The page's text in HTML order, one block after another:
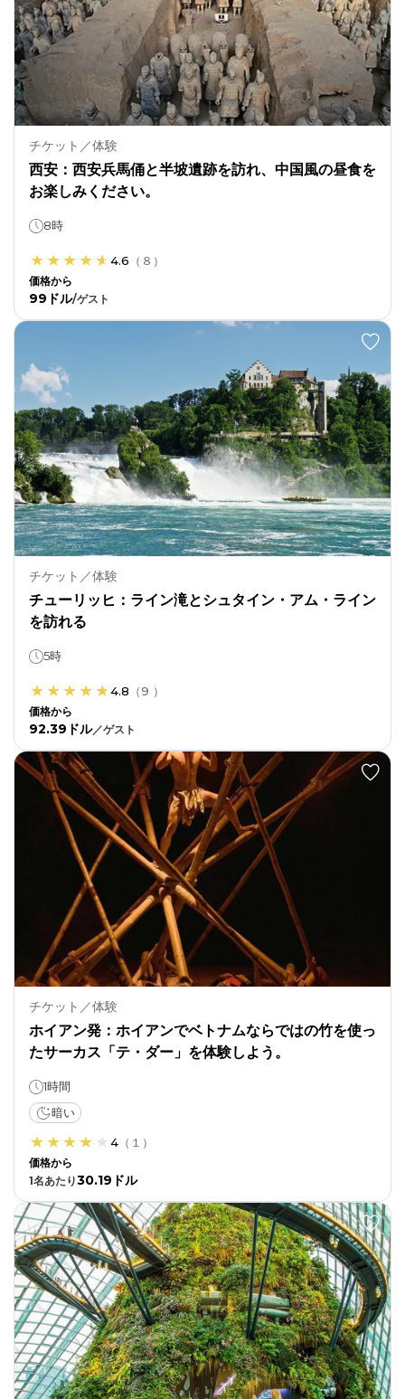
チケット／体験
西安：西安兵馬俑と半坡遺跡を訪れ、中国風の昼食を
お楽しみください。
8時
4.6 （ ８ ）
価格から
99ドル/ゲスト
チケット／体験
チューリッヒ：ライン滝とシュタイン・アム・ライン
を訪れる
5時
4.8 （9 ）
価格から
92.39ドル／ゲスト
チケット／体験
ホイアン発：ホイアンでベトナムならではの竹を使っ
たサーカス「テ・ダー」を体験しよう。
1時間
暗い
4 （ １ ）
価格から
1名あたり30.19ドル